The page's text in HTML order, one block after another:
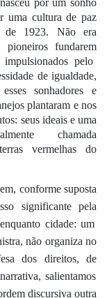
por um sonho
uma cultura de paz
1923. Não era
pioneiros fundarem
pelo
de igualdade,
sonhadores e
plantaram e nos
seus ideais e uma
chamada
vermelhas do
conforme suposta
significantepela
enquanto cidade:um
não organiza no
dos direitos, de
narrativa, salientamos
discursiva outra